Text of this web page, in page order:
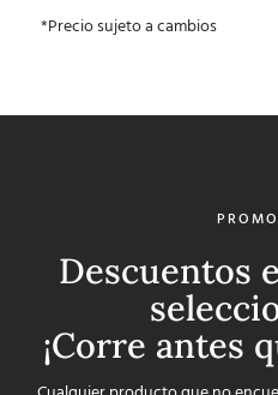
*Precio sujeto a cambios
Descuentos
¡Corre antes